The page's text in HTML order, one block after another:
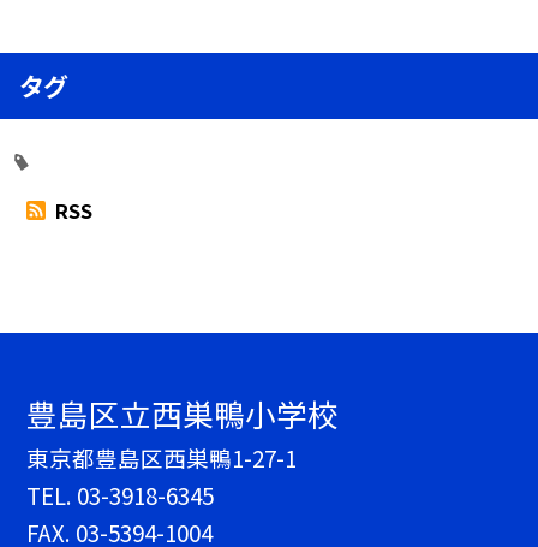
タグ
RSS
豊島区立西巣鴨小学校
東京都豊島区西巣鴨1-27-1
TEL. 03-3918-6345
FAX. 03-5394-1004